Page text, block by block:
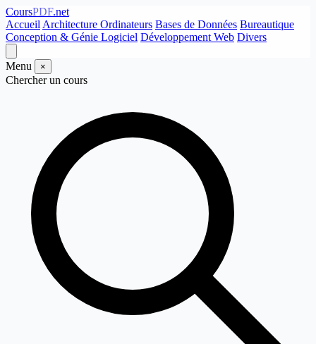
CoursPDF.net
Accueil Architecture Ordinateurs Bases de Données Bureautique
Conception & Génie Logiciel Développement Web Divers
Menu ×
Chercher un cours